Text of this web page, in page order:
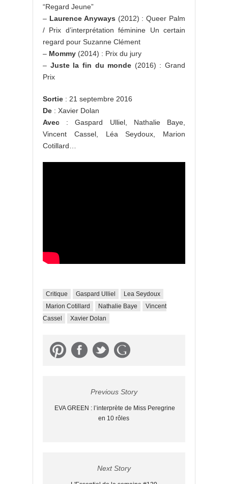
“Regard Jeune”
– Laurence Anyways (2012) : Queer Palm
/ Prix d’interprétation féminine Un certain
regard pour Suzanne Clément
– Mommy (2014) : Prix du jury
– Juste la fin du monde (2016) : Grand
Prix
Sortie : 21 septembre 2016
De : Xavier Dolan
Avec : Gaspard Ulliel, Nathalie Baye,
Vincent Cassel, Léa Seydoux, Marion
Cotillard…
Critique Gaspard Ulliel
Lea Seydoux
Marion Cotillard
Nathalie Baye
Vincent
Cassel
Xavier Dolan
Previous Story
EVA GREEN : l’interprète de Miss Peregrine
en 10 rôles
Next Story